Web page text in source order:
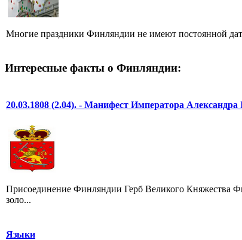
Многие праздники Финляндии не имеют постоянной
Интересные факты о Финляндии:
20.03.1808 (2.04). - Манифест Императора Александра
Присоединение Финляндии Герб Великого Княжества
золо...
Языки